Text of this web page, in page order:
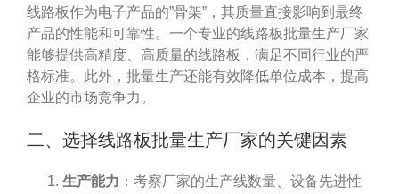
线路板作为电子产品的”骨架”，其质量直接影响到最终
产品的性能和可靠性。一个专业的线路板批量生产厂家
能够提供高精度、高质量的线路板，满足不同行业的严
格标准。此外，批量生产还能有效降低单位成本，提高
企业的市场竞争力。
二、选择线路板批量生产厂家的关键因素
生产能力 ：考察厂家的生产线数量、设备先进性